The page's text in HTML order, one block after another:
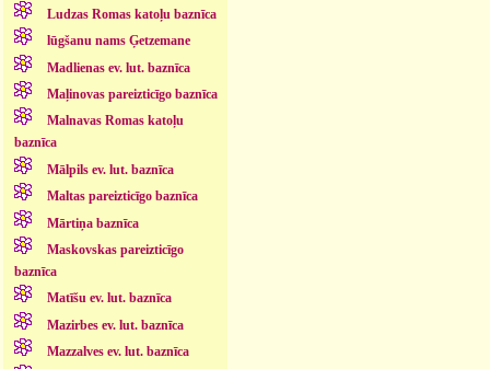
Ludzas Romas katoļu baznīca
lūgšanu nams Ģetzemane
Madlienas ev. lut. baznīca
Maļinovas pareizticīgo baznīca
Malnavas Romas katoļu
baznīca
Mālpils ev. lut. baznīca
Maltas pareizticīgo baznīca
Mārtiņa baznīca
Maskovskas pareizticīgo
baznīca
Matīšu ev. lut. baznīca
Mazirbes ev. lut. baznīca
Mazzalves ev. lut. baznīca